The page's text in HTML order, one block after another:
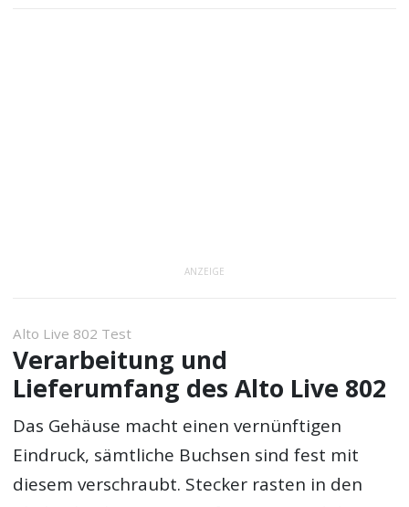
ANZEIGE
Alto Live 802 Test
Verarbeitung und
Lieferumfang des Alto Live 802
Das Gehäuse macht einen vernünftigen
Eindruck, sämtliche Buchsen sind fest mit
diesem verschraubt. Stecker rasten in den